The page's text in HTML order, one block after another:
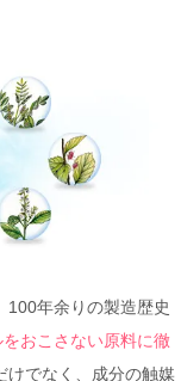
100年余りの製造歴史
をおこさない原料に徹
けでなく、成分の触媒